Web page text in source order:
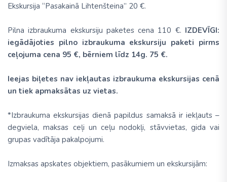
Ekskursija “Pasakainā Lihtenšteina” 20 €.
Pilna izbraukuma ekskursiju paketes cena 110 €. IZDEVĪGI:
iegādājoties pilno izbraukuma ekskursiju paketi pirms
ceļojuma cena 95 €, bērniem līdz 14g. 75 €.
Ieejas biļetes nav iekļautas izbraukuma ekskursijas cenā
un tiek apmaksātas uz vietas.
*Izbraukuma ekskursijas dienā papildus samaksā ir iekļauts –
degviela, maksas ceļi un ceļu nodokļi, stāvvietas, gida vai
grupas vadītāja pakalpojumi.
Izmaksas apskates objektiem, pasākumiem un ekskursijām: